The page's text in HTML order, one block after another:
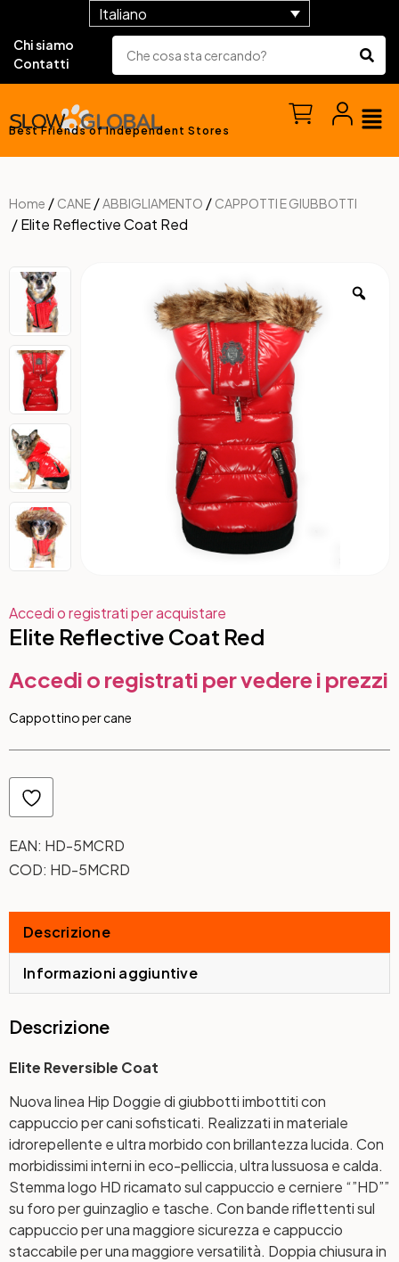
Italiano
Chi siamo
Contatti
Best Friends of Independent Stores
Home / CANE /ABBIGLIAMENTO / CAPPOTTI E GIUBBOTTI
/ Elite Reflective Coat Red
Accedi o registrati per acquistare
Elite Reflective Coat Red
Accedi o registrati per vedere i prezzi
Cappottino per cane
EAN: HD-5MCRD
COD: HD-5MCRD
Descrizione
Informazioni aggiuntive
Descrizione
Elite Reversible Coat
Nuova linea Hip Doggie di giubbotti imbottiti con
cappuccio per cani sofisticati. Realizzati in materiale
idrorepellente e ultra morbido con brillantezza lucida. Con
morbidissimi interni in eco-pelliccia, ultra lussuosa e calda.
Stemma logo HD ricamato sul cappuccio e cerniere “”HD””
su foro per guinzaglio e tasche. Con bande riflettenti sul
cappuccio per una maggiore sicurezza e cappuccio
staccabile per una maggiore versatilità. Doppia chiusura in